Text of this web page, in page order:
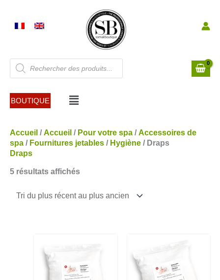
contenu
Recherche
de
produits
BOUTIQUE Menu
Accueil /Accueil / Pour votre spa /Accessoires de
spa / Fournitures jetables / Hygiène / Draps
Draps
5 résultats affichés
Trié
du
au
ancien